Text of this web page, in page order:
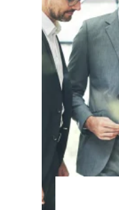
联
系
我
们
采